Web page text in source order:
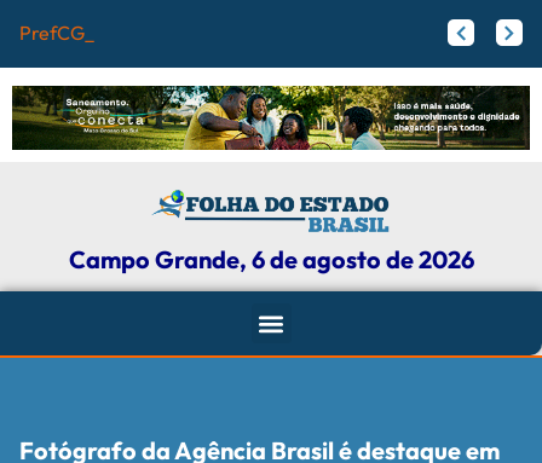
PrefCG e Fecomércio
Campo Grande, 6 de agosto de 2026
Fotógrafo da Agência Brasil é destaque em